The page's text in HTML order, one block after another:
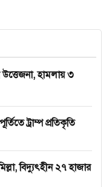
উত্তেজনা, হামলায় ৩
ট্রাম্প প্রতিকৃতি
বিদ্যুৎহীন ২৭ হাজার